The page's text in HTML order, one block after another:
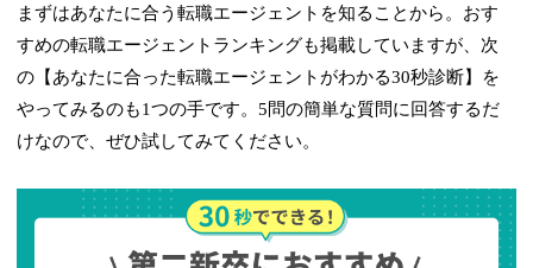
まずはあなたに合う転職エージェントを知ることから。おす
すめの転職エージェントランキングも掲載していますが、次
の【あなたに合った転職エージェントがわかる30秒診断】を
やってみるのも1つの手です。5問の簡単な質問に回答するだ
けなので、ぜひ試してみてください。